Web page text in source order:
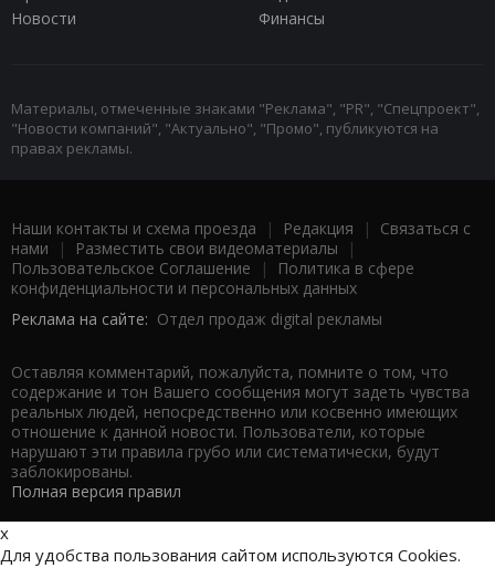
Новости
Финансы
Материалы, отмеченные знаками "Реклама", "PR", "Спецпроект",
"Новости компаний", "Актуально", "Промо", публикуются на
правах рекламы.
Наши контакты и схема проезда | Редакция | Связаться с
нами | Разместить свои видеоматериалы |
Пользовательское Соглашение |
Политика в сфере
конфиденциальности и персональных данных
Реклама на сайте: Отдел продаж digital рекламы
Оставляя комментарий, пожалуйста, помните о том, что
содержание и тон Вашего сообщения могут задеть чувства
реальных людей, непосредственно или косвенно имеющих
отношение к данной новости. Пользователи, которые
нарушают эти правила грубо или систематически, будут
заблокированы.
Полная версия правил
x
Для удобства пользования сайтом используются Cookies.